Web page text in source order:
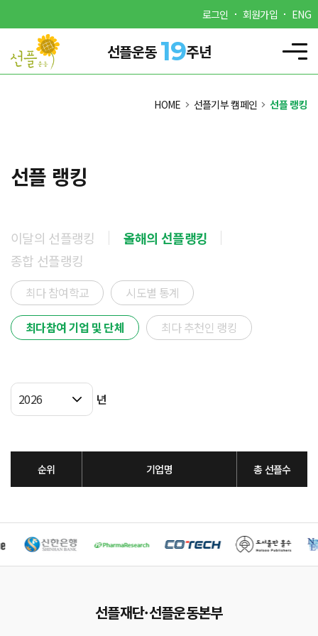
로그인 회원가입 ENG
선플운동 19주년
HOME 선플기부 캠페인 선플 랭킹
선플 랭킹
이달의 선플랭킹
올해의 선플랭킹
종합 선플랭킹
최다 참여학교 시도별 통계
최다참여 기업 및 단체 최다 추천인 랭킹
2026 년
순위 기업명 총 선플수
선플재단·선플운동본부